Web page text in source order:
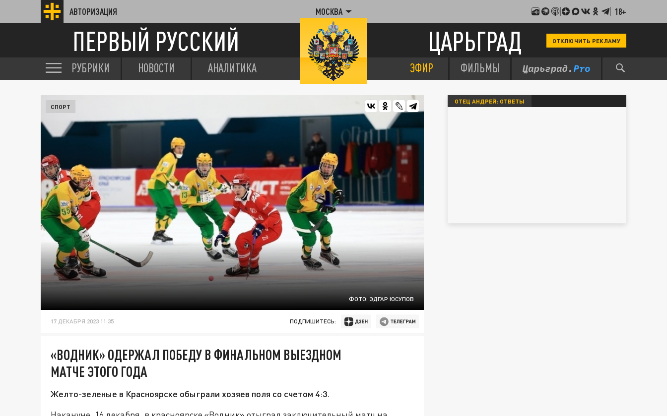
АВТОРИЗАЦИЯ МОСКВА 18+
ПЕРВЫЙ РУССКИЙ ЦАРЬГРАД ОТКЛЮЧИТЬ РЕКЛАМУ
РУБРИКИ НОВОСТИ АНАЛИТИКА ЭФИР ФИЛЬМЫ
ФОТО: ЭДГАР ЮСУПОВ
СПОРТ
17 ДЕКАБРЯ 2023 11:35 ПОДПИШИТЕСЬ:
«ВОДНИК» ОДЕРЖАЛ ПОБЕДУ В ФИНАЛЬНОМ ВЫЕЗДНОМ
МАТЧЕ ЭТОГО ГОДА
Желто-зеленые в Красноярске обыграли хозяев поля со счетом 4:3.
ОТЕЦ АНДРЕЙ: ОТВЕТЫ